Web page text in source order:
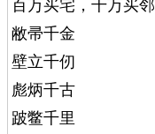
百万买宅，千万买邻
敝帚千金
壁立千仞
彪炳千古
跛鳖千里